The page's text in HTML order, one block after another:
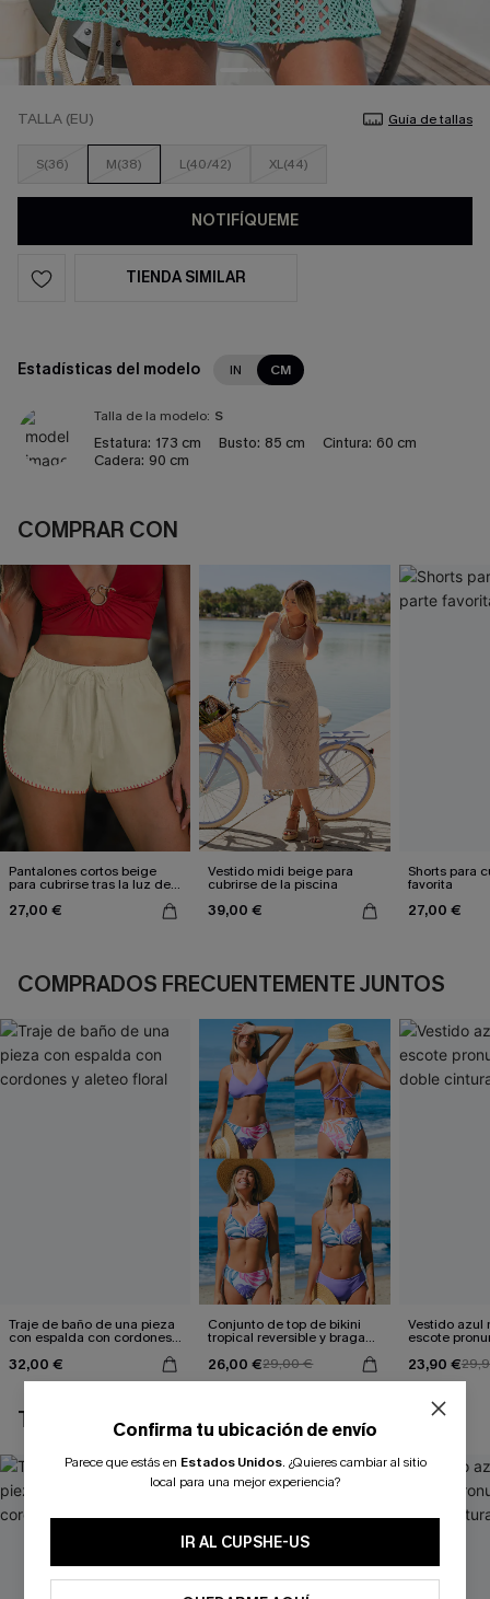
TALLA (EU) Guía de tallas
S(36) M(38) L(40/42) XL(44)
NOTIFÍQUEME
TIENDA SIMILAR
Estadísticas del modelo IN CM
Talla de la modelo: S
Estatura: 173 cm Busto: 85 cm Cintura: 60 cm
Cadera: 90 cm
COMPRAR CON
Pantalones cortos beige
para cubrirse tras la luz del
sol
27,00 €
Vestido midi beige para
cubrirse de la piscina
39,00 €
Shorts para
favorita
27,00 €
COMPRADOS FRECUENTEMENTE JUNTOS
Traje de baño de una pieza
con espalda con cordones y
32,00 €
Conjunto de top de bikini
tropical reversible y braga
26,00 €29,00 €
Vestido azul
escote
23,90 €
TAMBIÉN TE PUEDE GUSTAR
Confirma tu ubicación de envío
Parece que estás en Estados Unidos. ¿Quieres cambiar al sitio
local para una mejor experiencia?
IR AL CUPSHE-US